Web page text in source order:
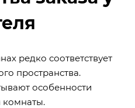
редко соответствует
пространства.
особенности
комнаты.